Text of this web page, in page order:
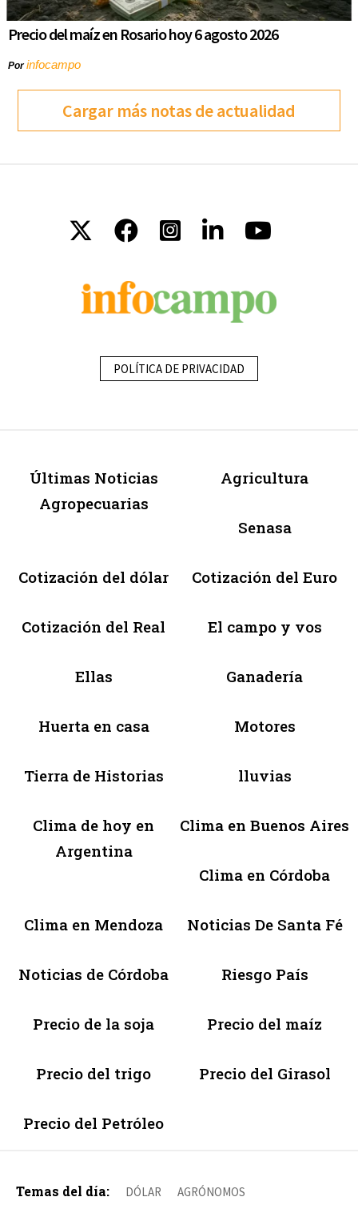
Precio del maíz en Rosario hoy 6 agosto 2026
Porinfocampo
Cargar más notas de actualidad
POLÍTICA DE PRIVACIDAD
Últimas Noticias
Agropecuarias
Agricultura
Senasa
Cotización del dólar Cotización del Euro
Cotización del Real El campo y vos
Ellas Ganadería
Huerta en casa Motores
Tierra de Historias lluvias
Clima de hoy en
Argentina
Clima en Buenos Aires
Clima en Córdoba
Clima en Mendoza Noticias De Santa Fé
Noticias de Córdoba Riesgo País
Precio de la soja Precio del maíz
Precio del trigo Precio del Girasol
Precio del Petróleo
Temas del día: DÓLAR AGRÓNOMOS